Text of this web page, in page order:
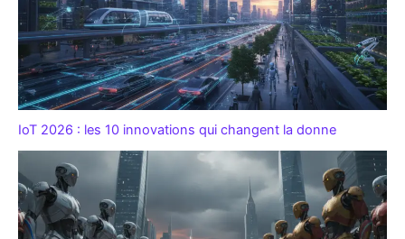
IoT 2026 : les 10 innovations qui changent la donne